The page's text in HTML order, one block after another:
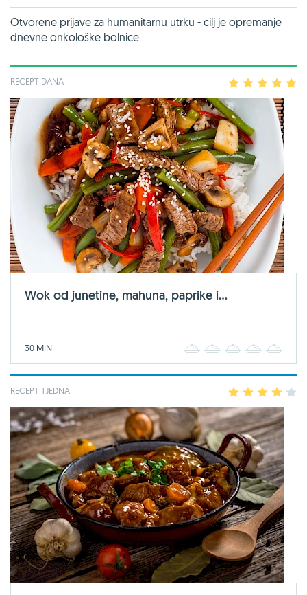
Otvorene prijave za humanitarnu utrku - cilj je opremanje
dnevne onkološke bolnice
RECEPT DANA 2 3 4
Wok od junetine, mahuna, paprike i...
30 MIN 2 3 4
RECEPT TJEDNA 2 3 4